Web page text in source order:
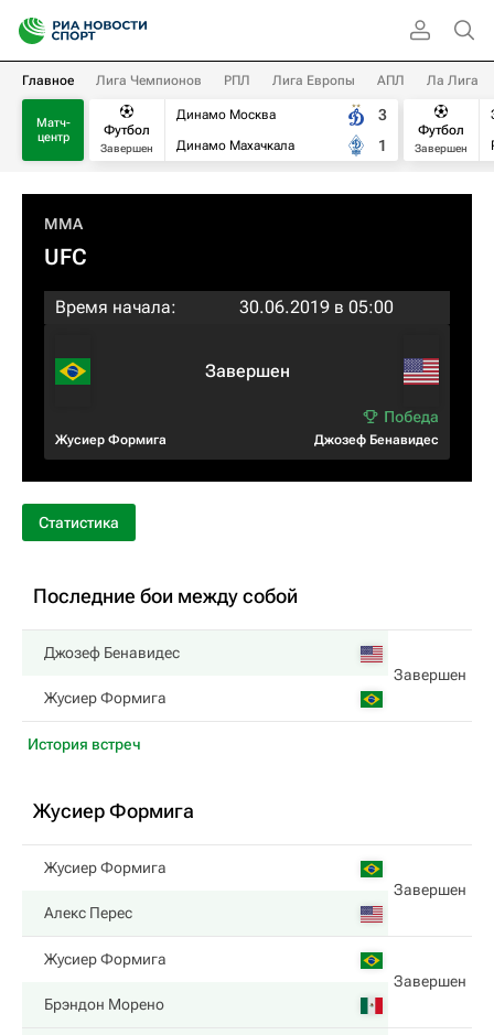
Главное Лига Чемпионов РПЛ Лига Европы АПЛ Ла Лига
Матч-
центр
Футбол
Завершен
Динамо Москва
Динамо Махачкала
3
1
Футбол
Завершен
MMA
UFC
Время начала: 30.06.2019 в 05:00
Жусиер Формига
Завершен
Джозеф Бенавидес
Статистика
Последние бои между собой
Джозеф Бенавидес
Завершен
Жусиер Формига
История встреч
Жусиер Формига
Жусиер Формига
Завершен
Алекс Перес
Жусиер Формига
Завершен
Брэндон Морено